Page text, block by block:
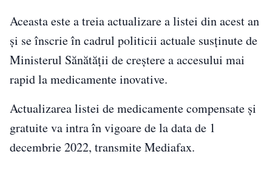
Aceasta este a treia actualizare a listei din acest an
și se înscrie în cadrul politicii actuale susținute de
Ministerul Sănătății de creștere a accesului mai
rapid la medicamente inovative.
Actualizarea listei de medicamente compensate și
gratuite va intra în vigoare de la data de 1
decembrie 2022, transmite Mediafax.